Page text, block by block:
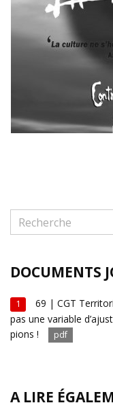
DOCUMENTS
1
69 | CGT
pas une variable
pions !
pdf
A LIRE